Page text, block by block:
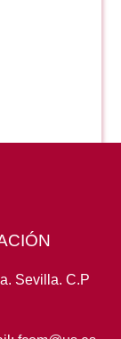
Sevilla. C.P